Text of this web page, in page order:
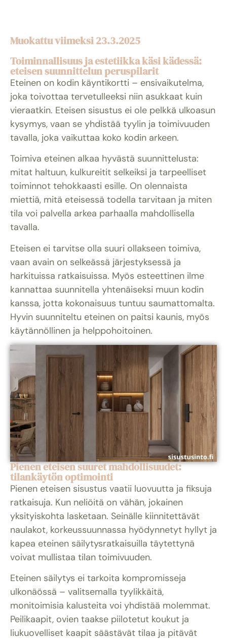
Muokattu viimeksi 23.3.2025
Toiminnallisuus ja estetiikka käsi kädessä:
eteisen suunnittelun peruspilarit
Eteinen on kodin käyntikortti – ensivaikutelma,
joka toivottaa tervetulleeksi niin asukkaat kuin
vieraatkin. Eteisen sisustus ei ole pelkkä ulkoasun
kysymys, vaan se yhdistää tyylin ja toimivuuden
tavalla, joka vaikuttaa koko kodin arkeen.
Toimiva eteinen alkaa hyvästä suunnittelusta:
mitat haltuun, kulkureitit selkeiksi ja tarpeelliset
toiminnot tehokkaasti esille. On olennaista
miettiä, mitä eteisessä todella tarvitaan ja miten
tila voi palvella arkea parhaalla mahdollisella
tavalla.
Eteisen ei tarvitse olla suuri ollakseen toimiva,
vaan avain on selkeässä järjestyksessä ja
harkituissa ratkaisuissa. Myös esteettinen ilme
kannattaa suunnitella yhtenäiseksi muun kodin
kanssa, jotta kokonaisuus tuntuu saumattomalta.
Hyvin suunniteltu eteinen on paitsi kaunis, myös
käytännöllinen ja helppohoitoinen.
Pienen eteisen suuret mahdollisuudet:
tilankäytön optimointi
Pienen eteisen sisustus vaatii luovuutta ja fiksuja
ratkaisuja. Kun neliöitä on vähän, jokainen
yksityiskohta lasketaan. Seinälle kiinnitettävät
naulakot, korkeussuunnassa hyödynnetyt hyllyt ja
kapea eteinen säilytysratkaisuilla täytettynä
voivat mullistaa tilan toimivuuden.
Eteinen säilytys ei tarkoita kompromisseja
ulkonäössä – valitsemalla tyylikkäitä,
monitoimisia kalusteita voi yhdistää molemmat.
Peilikaapit, ovien taakse piilotetut koukut ja
liukuovelliset kaapit säästävät tilaa ja pitävät